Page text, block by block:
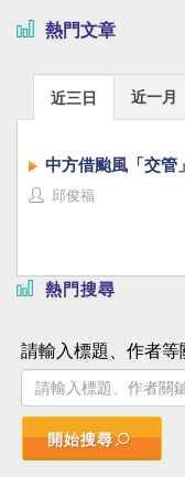
熱門文章
近三日 近一月
中方借颱風「交管
邱俊福
熱門搜尋
請輸入標題、作者等
開始搜尋